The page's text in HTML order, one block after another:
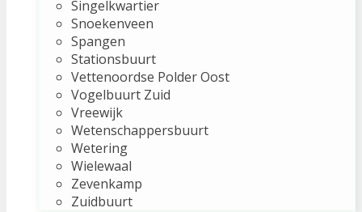
Singelkwartier
Snoekenveen
Spangen
Stationsbuurt
Vettenoordse Polder Oost
Vogelbuurt Zuid
Vreewijk
Wetenschappersbuurt
Wetering
Wielewaal
Zevenkamp
Zuidbuurt